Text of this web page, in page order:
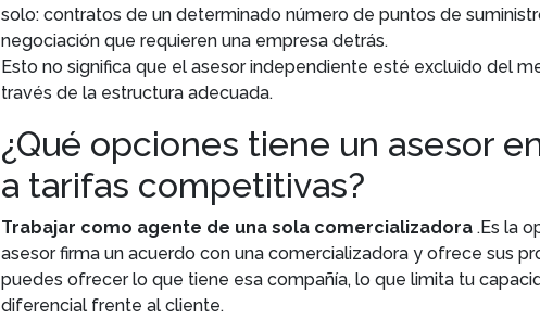
solo: contratos de un determinado número de puntos de
negociación que requieren una empresa detrás.
Esto no significa que el asesor independiente esté excluido del
través de la estructura adecuada.
¿Qué opciones tiene un asesor
a tarifas competitivas?
Trabajar como agente de una sola comercializadora .Es la
asesor firma un acuerdo con una comercializadora y ofrece sus
puedes ofrecer lo que tiene esa compañía, lo que limita tu
diferencial frente al cliente.